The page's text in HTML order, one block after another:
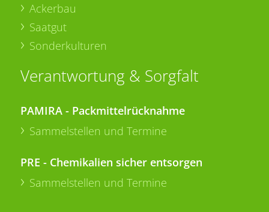
Ackerbau
Saatgut
Sonderkulturen
Verantwortung & Sorgfalt
PAMIRA - Packmittelrücknahme
Sammelstellen und Termine
PRE - Chemikalien sicher entsorgen
Sammelstellen und Termine